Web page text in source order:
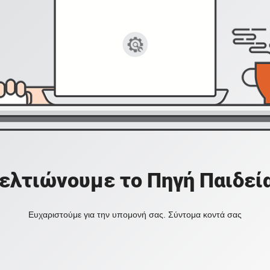
το Πηγή
Ευχαριστούμε για την υπομονή σας. Σύντομα κοντά σας